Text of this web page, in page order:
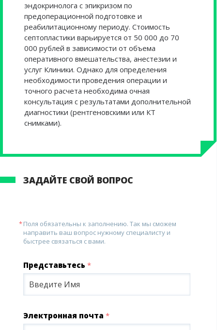
эндокринолога с эпикризом по
предоперационной подготовке и
реабилитационному периоду. Стоимость
септопластики варьируется от 50 000 до 70
000 рублей в зависимости от объема
оперативного вмешательства, анестезии и
услуг Клиники. Однако для определения
необходимости проведения операции и
точного расчета необходима очная
консультация с результатами дополнительной
диагностики (рентгеновскими или КТ
снимками).
ЗАДАЙТЕ СВОЙ ВОПРОС
Поля обязательны к заполнению. Так мы сможем
направить ваш вопрос нужному специалисту и
быстрее связаться с вами.
Представьтесь *
Электронная почта *